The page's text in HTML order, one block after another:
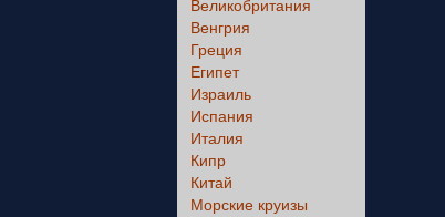
Великобритания
Венгрия
Греция
Египет
Израиль
Испания
Италия
Кипр
Китай
Морские круизы